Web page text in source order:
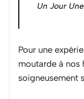
Un Jour
Pour une
moutarde à nos
soigneusement